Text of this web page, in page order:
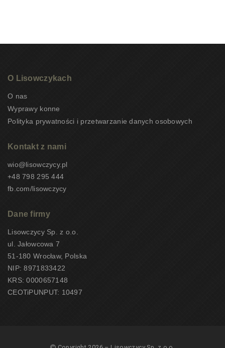
O Lisowczykach
O nas
Wyprawy konne
Polityka prywatności i przetwarzanie danych osobowych
Kontakt z nami
wio@lisowczycy.pl
+48 798 295 444
fb.com/lisowczycy
Dane firmy
Lisowczycy Sp. z o.o.
ul. Jałowcowa 7
51-180 Wrocław, Polska
NIP: 8971833422
KRS: 0000657148
CEOTiPUNPUT: 10497